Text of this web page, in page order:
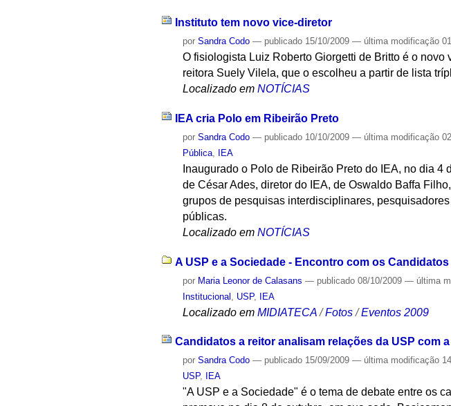
Instituto tem novo vice-diretor
porSandra Codo — publicado 15/10/2009— última modificação
O fisiologista Luiz Roberto Giorgetti de Britto é o
reitora Suely Vilela, que o escolheu a partir de lista
Localizado em NOTÍCIAS
IEA cria Polo em Ribeirão Preto
porSandra Codo — publicado 10/10/2009— última modificação
Pública
IEA
Inaugurado o Polo de Ribeirão Preto do IEA, no dia
de César Ades, diretor do IEA, de Oswaldo Baffa
grupos de pesquisas interdisciplinares,
públicas.
Localizado em NOTÍCIAS
A USP e a Sociedade - Encontro com os
por Maria Leonor de Calasans — publicado 08/10/2009— última
Institucional
USP, IEA
Localizado em MIDIATECA /Fotos /Eventos 2009
Candidatos a reitor analisam relações da USP com
porSandra Codo — publicado 15/09/2009— última modificação
USP, IEA
"A USP e a Sociedade" é o tema de debate entre os